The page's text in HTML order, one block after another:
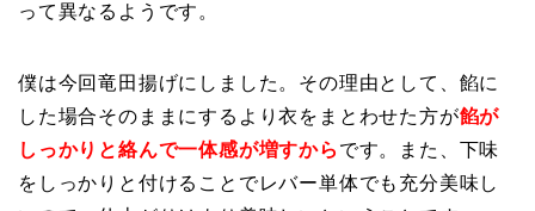
って異なるようです。
僕は今回竜田揚げにしました。その理由として、餡に
した場合そのままにするより衣をまとわせた方が餡が
しっかりと絡んで一体感が増すから です。また、下味
をしっかりと付けることでレバー単体でも充分美味し